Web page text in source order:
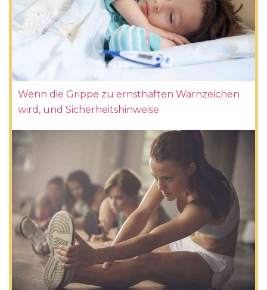
Wenn die Grippe zu ernsthaften Warnzeichen
wird, und Sicherheitshinweise